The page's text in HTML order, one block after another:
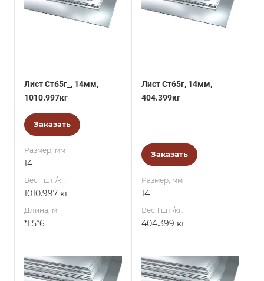
Лист Ст65г_, 14мм,
1010.997кг
Заказать
Размер, мм
14
Вес 1 шт./кг.
1010.997 кг
Длина, м
*1.5*6
Лист Ст65г, 14мм,
404.399кг
Заказать
Размер, мм
14
Вес 1 шт./кг.
404.399 кг